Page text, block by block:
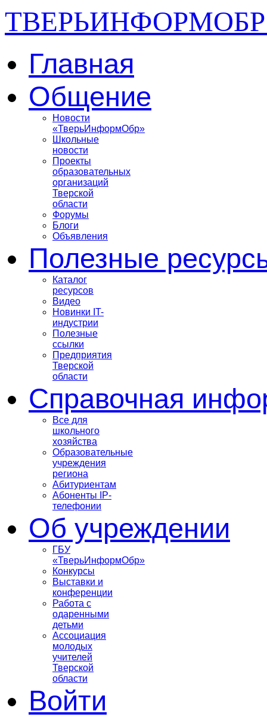
ТВЕРЬИНФОРМОБР
Главная
Общение
Новости
«ТверьИнформОбр»
Школьные
новости
Проекты
образовательных
организаций
Тверской
области
Форумы
Блоги
Объявления
Полезные
Каталог
ресурсов
Видео
Новинки IT-
индустрии
Полезные
ссылки
Предприятия
Тверской
области
Справочная
Все для
школьного
хозяйства
Образовательные
учреждения
региона
Абитуриентам
Абоненты IP-
телефонии
Об учреждении
ГБУ
«ТверьИнформОбр»
Конкурсы
Выставки и
конференции
Работа с
одаренными
детьми
Ассоциация
молодых
учителей
Тверской
области
Войти